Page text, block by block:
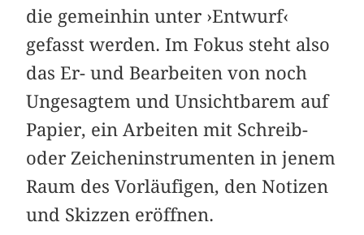
die gemeinhin unter ›Entwurf‹
gefasst werden. Im Fokus steht also
das Er- und Bearbeiten von noch
Ungesagtem und Unsichtbarem auf
Papier, ein Arbeiten mit Schreib-
oder Zeicheninstrumenten in jenem
Raum des Vorläufigen, den Notizen
und Skizzen eröffnen.